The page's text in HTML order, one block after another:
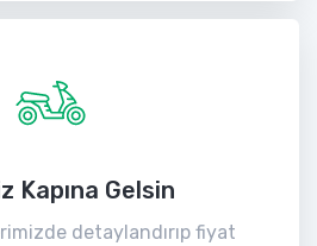
Kapına Gelsin
detaylandırıp fiyat